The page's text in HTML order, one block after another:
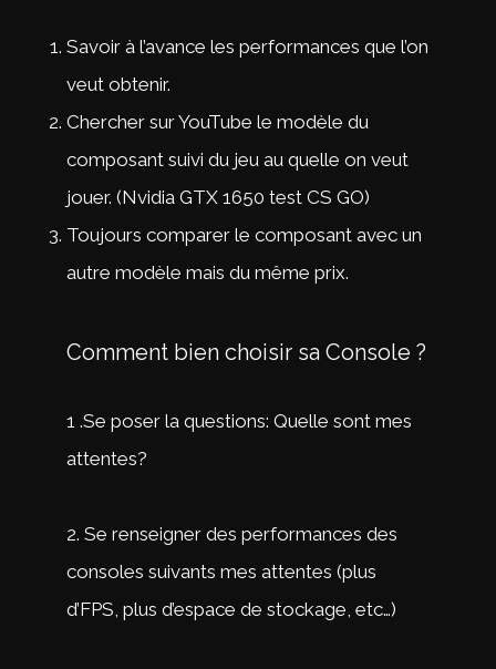
Savoir à l’avance les performances que l’on
veut obtenir.
Chercher sur YouTube le modèle du
composant suivi du jeu au quelle on veut
jouer. (Nvidia GTX 1650 test CS GO)
Toujours comparer le composant avec un
autre modèle mais du même prix.
Comment bien choisir sa Console ?
1 .Se poser la questions: Quelle sont mes
attentes?
2. Se renseigner des performances des
consoles suivants mes attentes (plus
d’FPS, plus d’espace de stockage, etc…)